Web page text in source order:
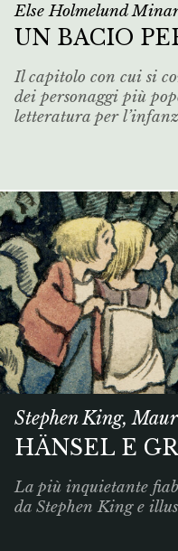
Else Holmelund
UN BACIO
Il capitolo con cui si
dei personaggi più
letteratura per
Stephen King,
HÄNSEL E
La più inquietante
da Stephen King e